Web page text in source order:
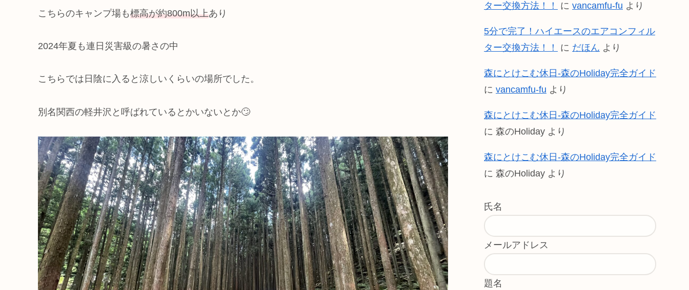
こちらのキャンプ場も標高が約800m以上あり
2024年夏も連日災害級の暑さの中
こちらでは日陰に入ると涼しいくらいの場所でした。
別名関西の軽井沢と呼ばれているとかいないとか🙄
ター交換方法！！
に vancamfu-fu より
5分で完了！ハイエースのエアコンフィル
ター交換方法！！
に だほん より
森にとけこむ休日-森のHoliday完全ガイド
に vancamfu-fu より
森にとけこむ休日-森のHoliday完全ガイド
に 森のHoliday より
森にとけこむ休日-森のHoliday完全ガイド
に 森のHoliday より
氏名
メールアドレス
題名